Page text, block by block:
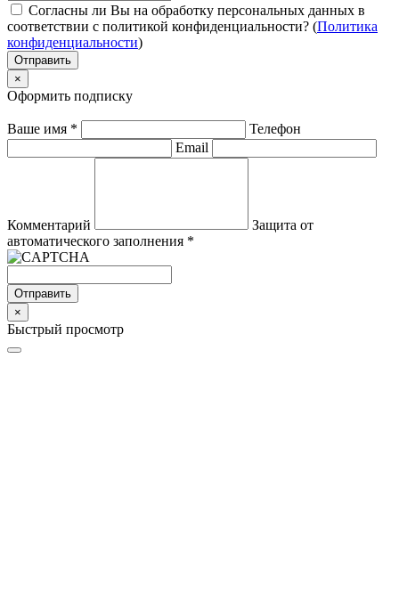
Согласны ли Вы на обработку персональных данных в
соответствии с политикой конфиденциальности? (Политика
конфиденциальности)
Отправить
×
Оформить подписку
Ваше имя *
Телефон
Email
Комментарий
Защита от
автоматического заполнения *
Отправить
×
Быстрый просмотр